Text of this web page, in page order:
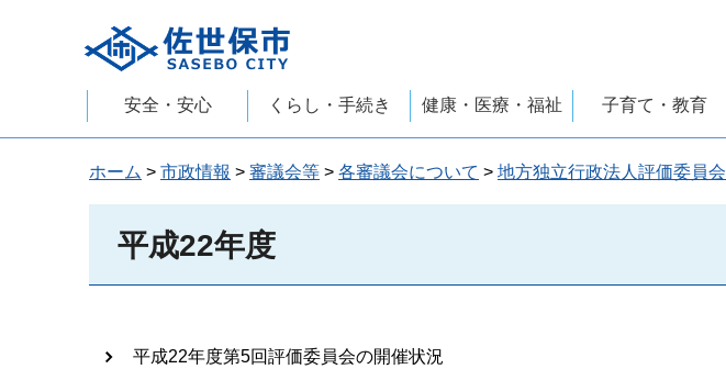
佐世保市
安全・安心 くらし・手続き 健康・医療・福祉 子育て・教育
ホーム > 市政情報 > 審議会等 > 各審議会について > 地方独立行政法人評価委員会
平成22年度
平成22年度第5回評価委員会の開催状況